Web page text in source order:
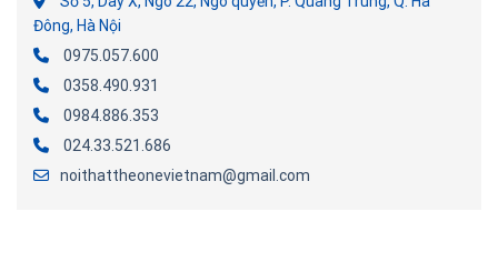
Đông, Hà Nội
0975.057.600
0358.490.931
0984.886.353
024.33.521.686
noithattheonevietnam@gmail.com